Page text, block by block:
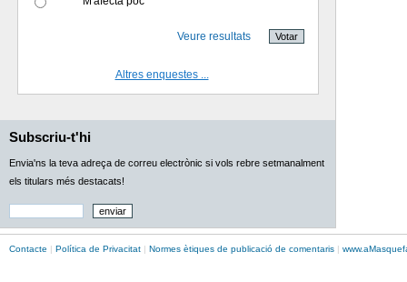
Veure resultats
Altres enquestes ...
Subscriu-t'hi
Envia'ns la teva adreça de correu electrònic si vols rebre setmanalment
els titulars més destacats!
Contacte | Política de Privacitat | Normes ètiques de publicació de comentaris | www.